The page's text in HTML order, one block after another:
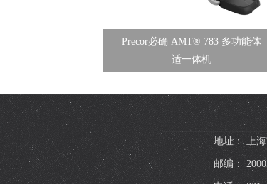
Precor必确 AMT® 783 多功能体
适一体机
地址： 上
邮编：